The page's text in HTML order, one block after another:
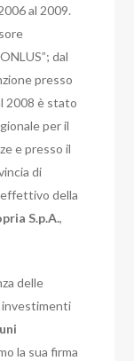
al 2009.
dal
presso
2008 è stato
per il
e presso il
di
effettivo della
S.p.A.,
delle
investimenti
la sua firma